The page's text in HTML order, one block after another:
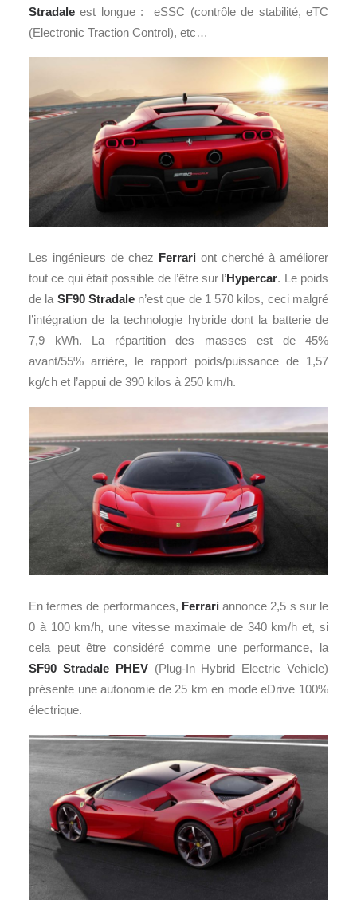
Stradale est longue : eSSC (contrôle de stabilité, eTC
(Electronic Traction Control), etc…
Les ingénieurs de chez Ferrari ont cherché à améliorer
tout ce qui était possible de l’être sur l’Hypercar. Le poids
de la SF90 Stradalen’est que de 1 570 kilos, ceci malgré
l’intégration de la technologie hybride dont la batterie de
7,9 kWh. La répartition des masses est de 45%
avant/55% arrière, le rapport poids/puissance de 1,57
kg/ch et l’appui de 390 kilos à 250 km/h.
En termes de performances, Ferrari annonce 2,5 s sur le
0 à 100 km/h, une vitesse maximale de 340 km/h et, si
cela peut être considéré comme une performance, la
SF90 Stradale PHEV(Plug-In Hybrid Electric Vehicle)
présente une autonomie de 25 km en mode eDrive 100%
électrique.